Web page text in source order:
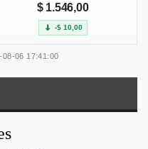
$ 1.546,00
-$ 10,00
08-06 17:41:00